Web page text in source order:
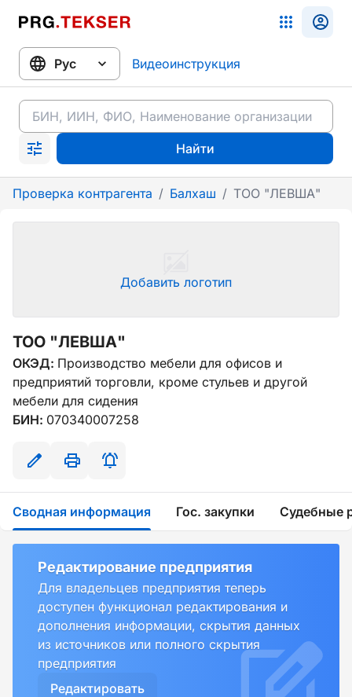
Видеоинструкция
Найти
Проверка контрагента / Балхаш / ТОО "ЛЕВША"
Добавить логотип
ТОО "ЛЕВША"
ОКЭД: Производство мебели для офисов и
предприятий торговли, кроме стульев и другой
мебели для сидения
БИН: 070340007258
Сводная информация Гос. закупки Судебные
Редактирование предприятия
Для владельцев предприятия теперь
доступен функционал редактирования и
дополнения информации, скрытия данных
из источников или полного скрытия
предприятия
Редактировать